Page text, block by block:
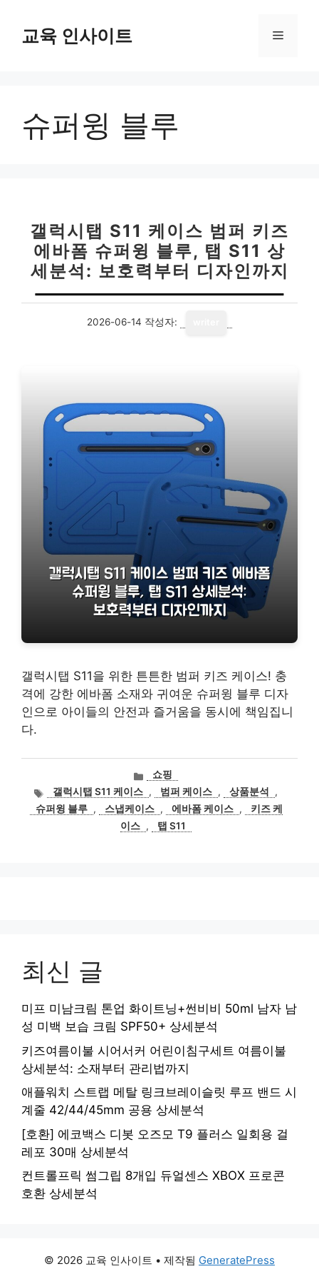
교육 인사이트 메
슈퍼윙 블루
갤럭시탭 S11 케이스 범퍼 키즈
에바폼 슈퍼윙 블루, 탭 S11 상
세분석: 보호력부터 디자인까지
2026-06-14 작성자:
갤럭시탭 S11을 위한 튼튼한 범퍼 키즈 케이스! 충
격에 강한 에바폼 소재와 귀여운 슈퍼윙 블루 디자
인으로 아이들의 안전과 즐거움을 동시에 책임집니
다.
카
고
리
쇼핑
태
그
갤럭시탭 S11 케이스 , 범퍼 케이스 , 상품분석
,
슈퍼윙 블루 , 스냅케이스 , 에바폼 케이스 ,
키즈 케
이스 , 탭 S11
최신 글
미프 미남크림 톤업 화이트닝+썬비비 50ml 남자 남
성 미백 보습 크림 SPF50+ 상세분석
키즈여름이불 시어서커 어린이침구세트 여름이불
상세분석: 소재부터 관리법까지
애플워치 스트랩 메탈 링크브레이슬릿 루프 밴드 시
계줄 42/44/45mm 공용 상세분석
[호환] 에코백스 디봇 오즈모 T9 플러스 일회용 걸
레포 30매 상세분석
컨트롤프릭 썸그립 8개입 듀얼센스 XBOX 프로콘
호환 상세분석
© 2026 교육 인사이트 • 제작됨 GeneratePress